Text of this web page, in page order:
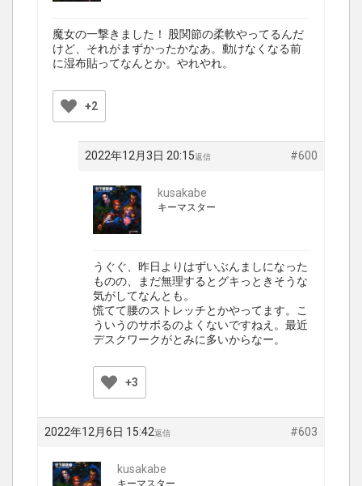
魔女の一撃きました！ 股関節の柔軟やってるんだ
けど、それがまずかったかなあ。動けなくなる前
に湿布貼ってなんとか。やれやれ。
+2
2022年12月3日 20:15 #600
返信
kusakabe
キーマスター
うぐぐ、昨日よりはずいぶんましになった
ものの、まだ無理するとグキっときそうな
気がしてなんとも。
慌てて腰のストレッチとかやってます。こ
ういうのサボるのよくないですねえ。最近
デスクワークがとみに多いからなー。
+3
2022年12月6日 15:42 #603
返信
kusakabe